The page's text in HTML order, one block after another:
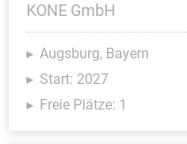
KONE GmbH
Augsburg, Bayern
Start: 2027
Freie Plätze: 1